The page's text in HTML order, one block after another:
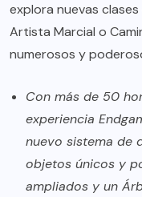
explora nuevas
Artista Marcial o
numerosos y
Con más de 50
experiencia
nuevo sistema de
objetos únicos y
ampliados y un